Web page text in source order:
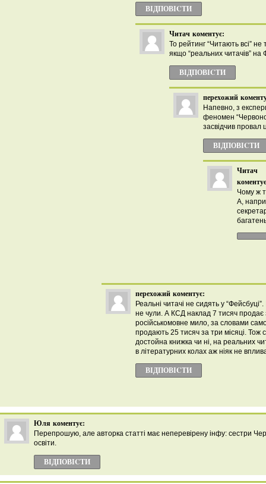
ВІДПОВІCТИ
Читач коментує:
То рейтинг “Читають всі”
якщо “реальних читачів” на
ВІДПОВІCТИ
перехожий
Напевно, з
феномен
засвідчив провал
ВІДПОВІCТИ
Читач
Чому ж
А,
перехожий коментує:
Реальні читачі не сидять у
не чули. А КСД наклад 7 тисяч продає
російськомовне мило, за словами
продають 25 тисяч за три місяці. Тож
достойна книжка чи ні, на реальних
в літературних колах аж ніяк не
ВІДПОВІCТИ
Юля коментує:
Перепрошую, але авторка статті має неперевірену інфу: сестри
освіти.
ВІДПОВІCТИ